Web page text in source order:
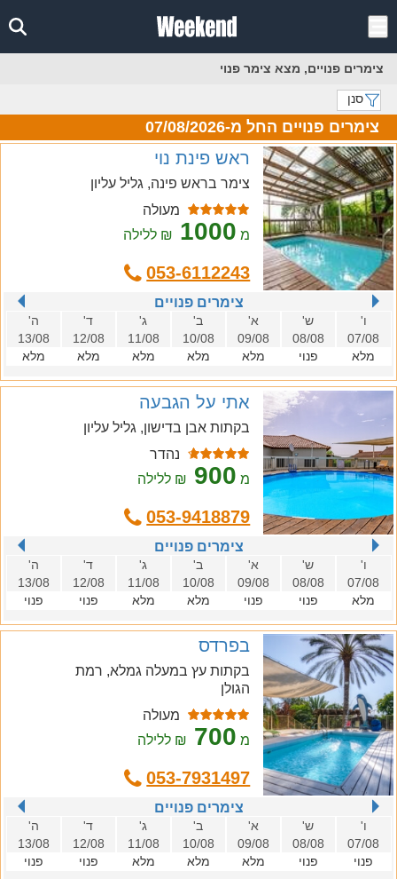
צימרים פנויים, מצא צימר פנוי
סנן
צימרים פנויים החל מ-07/08/2026
ראש פינת נוי
צימר בראש פינה, גליל עליון
מעולה
מ 1000 ₪ ללילה
053-6112243
צימרים פנויים
ו'
07/08
מלא
ש'
08/08
פנוי
א'
09/08
מלא
ב'
10/08
מלא
ג'
11/08
מלא
ד'
12/08
מלא
ה'
13/08
מלא
אתי על הגבעה
בקתות אבן בדישון, גליל עליון
נהדר
מ 900 ₪ ללילה
053-9418879
צימרים פנויים
ו'
07/08
מלא
ש'
08/08
פנוי
א'
09/08
פנוי
ב'
10/08
מלא
ג'
11/08
מלא
ד'
12/08
פנוי
ה'
13/08
פנוי
בפרדס
בקתות עץ במעלה גמלא, רמת
הגולן
מעולה
מ 700 ₪ ללילה
053-7931497
צימרים פנויים
ו'
07/08
פנוי
ש'
08/08
פנוי
א'
09/08
מלא
ב'
10/08
מלא
ג'
11/08
מלא
ד'
12/08
פנוי
ה'
13/08
פנוי